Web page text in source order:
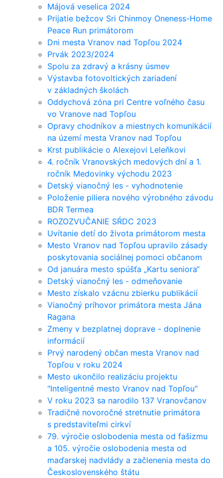
Májová veselica 2024
Prijatie bežcov Sri Chinmoy Oneness-Home
Peace Run primátorom
Dni mesta Vranov nad Topľou 2024
Prvák 2023/2024
Spolu za zdravý a krásny úsmev
Výstavba fotovoltických zariadení
v základných školách
Oddychová zóna pri Centre voľného času
vo Vranove nad Topľou
Opravy chodníkov a miestnych komunikácií
na území mesta Vranov nad Topľou
Krst publikácie o Alexejovi Leleňkovi
4. ročník Vranovských medových dní a 1.
ročník Medovinky východu 2023
Detský vianočný les - vyhodnotenie
Položenie piliera nového výrobného závodu
BDR Termea
ROZOZVUČANIE SŔDC 2023
Uvítanie detí do života primátorom mesta
Mesto Vranov nad Topľou upravilo zásady
poskytovania sociálnej pomoci občanom
Od januára mesto spúšťa „Kartu seniora“
Detský vianočný les - odmeňovanie
Mesto získalo vzácnu zbierku publikácií
Vianočný príhovor primátora mesta Jána
Ragana
Zmeny v bezplatnej doprave - doplnenie
informácií
Prvý narodený občan mesta Vranov nad
Topľou v roku 2024
Mesto ukončilo realizáciu projektu
"Inteligentné mesto Vranov nad Topľou"
V roku 2023 sa narodilo 137 Vranovčanov
Tradičné novoročné stretnutie primátora
s predstaviteľmi cirkví
79. výročie oslobodenia mesta od fašizmu
a 105. výročie oslobodenia mesta od
maďarskej nadvlády a začlenenia mesta do
Československého štátu